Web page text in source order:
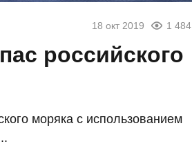
18 окт 2019 1 484
российского
моряка с использованием